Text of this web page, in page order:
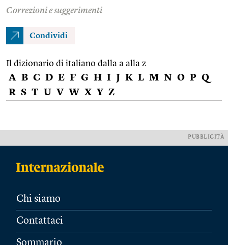
Correzioni e suggerimenti
Condividi
Il dizionario di italiano dalla a alla z
A B C D E F G H I J K L M N O P Q
R S T U V W X Y Z
PUBBLICITÀ
Chi siamo
Contattaci
Sommario